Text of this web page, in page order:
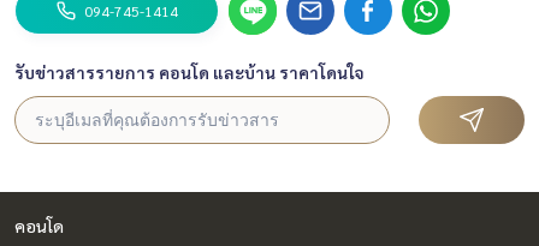
094-745-1414
รับข่าวสารรายการ คอนโด และบ้าน ราคาโดนใจ
คอนโด